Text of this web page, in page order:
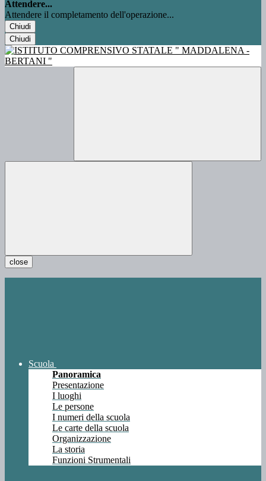
Attendere...
Attendere il completamento dell'operazione...
Chiudi
Chiudi
close
Scuola
Panoramica
Presentazione
I luoghi
Le persone
I numeri della scuola
Le carte della scuola
Organizzazione
La storia
Funzioni Strumentali